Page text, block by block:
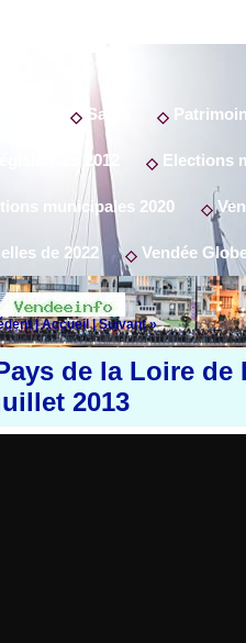
Santé
2012 Elections
municipales 2020
de 2022 Vendée
|Accueil |Suivant »
de la Loire de
2013